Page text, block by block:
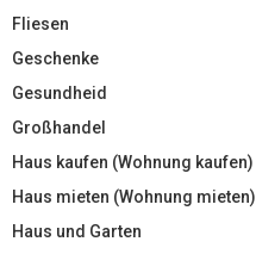
Fliesen
Geschenke
Gesundheid
Großhandel
Haus kaufen (Wohnung kaufen)
Haus mieten (Wohnung mieten)
Haus und Garten